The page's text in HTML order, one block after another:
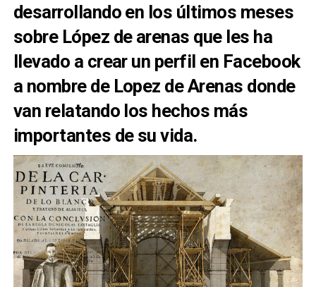
desarrollando en los últimos meses
sobre López de arenas que les ha
llevado a crear un perfil en Facebook
a nombre de Lopez de Arenas donde
van relatando los hechos más
importantes de su vida.